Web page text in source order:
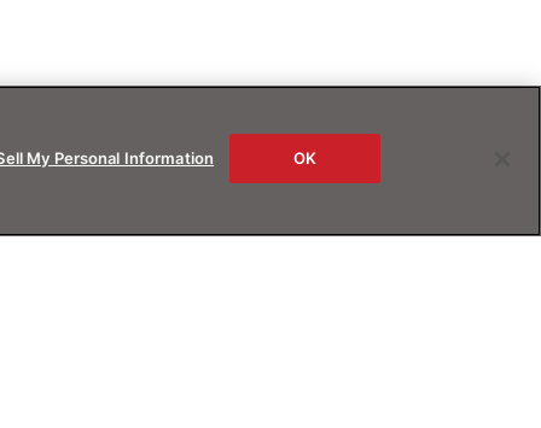
My Personal Information OK